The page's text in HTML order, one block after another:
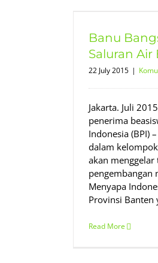
Banu
Saluran Air
22 July 2015 |
Jakarta. Juli
penerima
Indonesia (BPI)
dalam
akan menggelar
pengembangan
Menyapa
Provinsi Banten
Read More